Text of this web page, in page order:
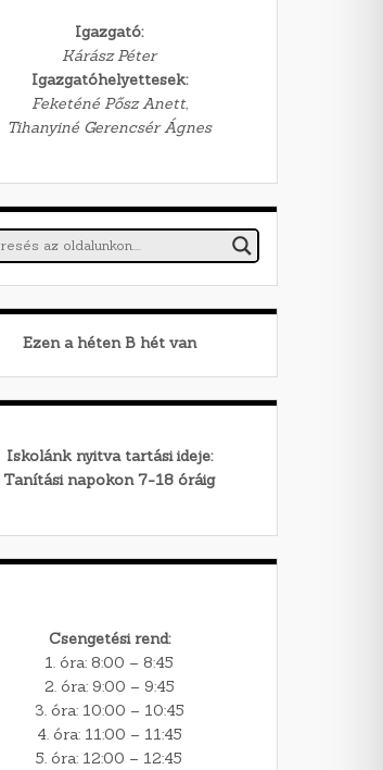
Igazgató:
Kárász Péter
Igazgatóhelyettesek:
Feketéné Pősz Anett,
Tihanyiné Gerencsér Ágnes
Ezen a héten Bhét van
Iskolánk nyitva tartási ideje:
Tanítási napokon 7-18 óráig
Csengetési rend:
1. óra: 8:00 – 8:45
2. óra: 9:00 – 9:45
3. óra: 10:00 – 10:45
4. óra: 11:00 – 11:45
5. óra: 12:00 – 12:45